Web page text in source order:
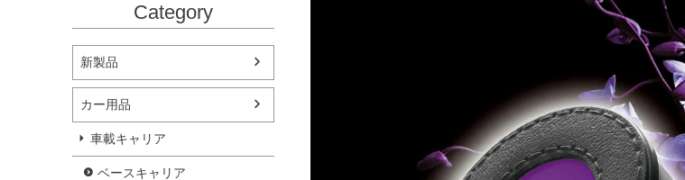
Category
新製品
カー用品
車載キャリア
ベースキャリア